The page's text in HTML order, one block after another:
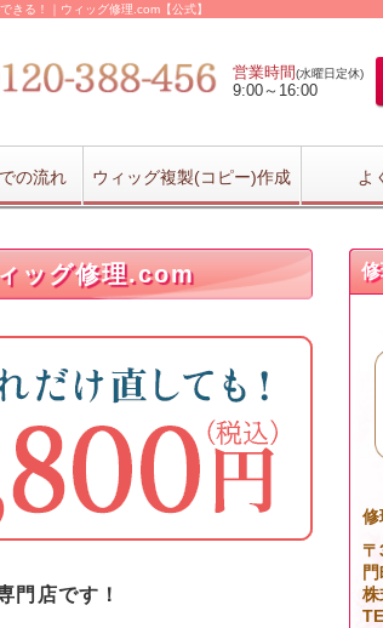
きる！｜ウィッグ修理.com【公式】
営業時間(水曜日定休)
9:00～16:00
の流れ ウィッグ複製(コピー)作成 よ
ッグ修理.com
門店です！
修
株